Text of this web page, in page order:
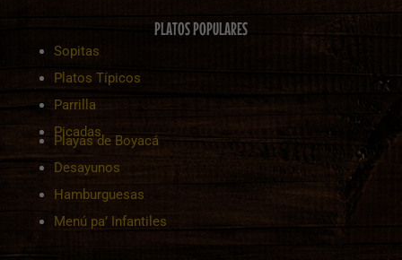
PLATOS POPULARES
Sopitas
Platos Típicos
Parrilla
Picadas
Playas de Boyacá
Desayunos
Hamburguesas
Menú pa’ Infantiles